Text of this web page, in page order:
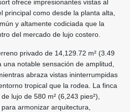
ofrece impresionantes vistas al
principal como desde la planta alta,
y altamente codiciada que la
del mercado de lujo costero.
privado de 14,129.72 m² (3.49
notable sensación de amplitud,
abraza vistas ininterrumpidas
tropical que la rodea. La finca
lujo de 580 m² (6,243 pies²),
armonizar arquitectura,